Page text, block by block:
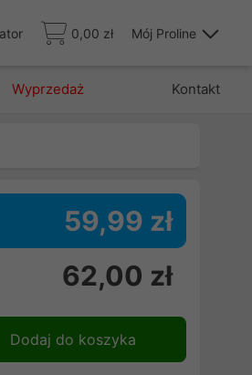
0,00 zł Mój Proline
Wyprzedaż Kontakt
59,99 zł
62,00 zł
Dodaj do koszyka